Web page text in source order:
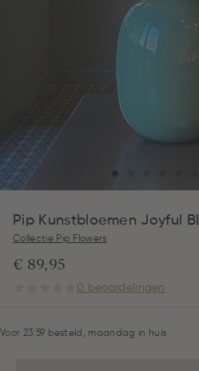
Pip Kunstbloemen Joyful
Collectie Pip Flowers
€ 89,95
0 beoordelingen
Voor 23:59 besteld, maandag in huis